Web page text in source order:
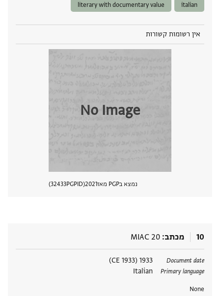
italian
literary with documentary value
אין רשומות קשורות
No Image
נמצא בPGP מאז 2021
PGPID
32433
10 מכתב MIAC 20
Document date
1933 (1933 CE)
Primary language
Italian
None
תגים